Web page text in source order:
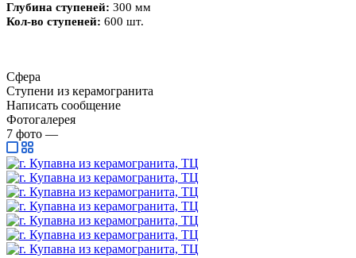
Глубина ступеней: 300 мм
Кол-во ступеней: 600 шт.
Сфера
Ступени из керамогранита
Написать сообщение
Фотогалерея
7 фото —